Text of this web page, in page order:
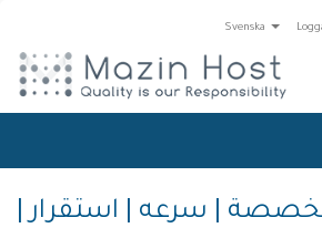
Svenska
| سرعه | استقرار |